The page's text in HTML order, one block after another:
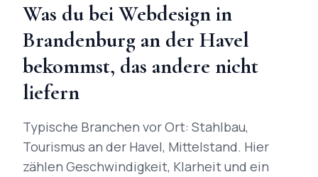
Was du beiWebdesignin
Brandenburg an der Havel
bekommst, das andere nicht
liefern
Typische Branchen vor Ort: Stahlbau,
Tourismus an der Havel, Mittelstand. Hier
zählen Geschwindigkeit, Klarheit und ein